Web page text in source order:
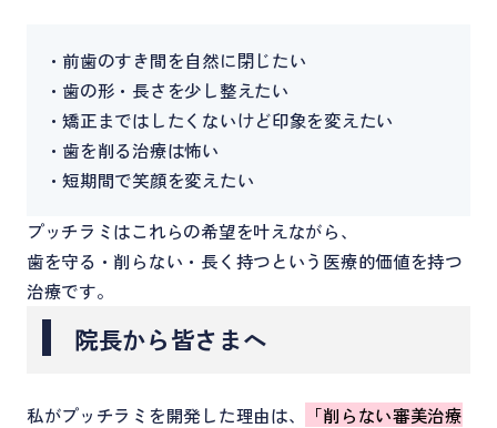
・前歯のすき間を自然に閉じたい
・歯の形・長さを少し整えたい
・矯正まではしたくないけど印象を変えたい
・歯を削る治療は怖い
・短期間で笑顔を変えたい
プッチラミはこれらの希望を叶えながら、
歯を守る・削らない・長く持つという医療的価値を持つ
治療です。
院長から皆さまへ
私がプッチラミを開発した理由は、 「削らない審美治療